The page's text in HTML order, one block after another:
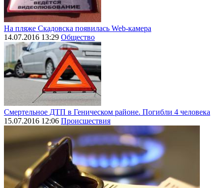
На пляже Скадовска появилась Web-камера
14.07.2016 13:29 Общество
Смертельное ДТП в Геническом районе. Погибли 4 человека
15.07.2016 12:06 Происшествия